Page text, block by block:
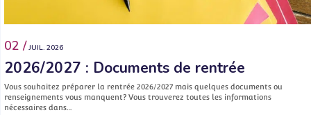
02 / JUIL. 2026
2026/2027 : Documents de rentrée
Vous souhaitez préparer la rentrée 2026/2027 mais quelques documents ou
renseignements vous manquent? Vous trouverez toutes les informations
nécessaires dans…